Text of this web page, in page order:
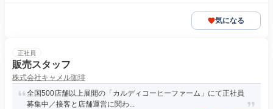
気になる
正社員
販売スタッフ
株式会社キャメル珈琲
全国500店舗以上展開の「カルディコーヒーファーム」にて正社員
募集中／接客と店舗運営に関わ...